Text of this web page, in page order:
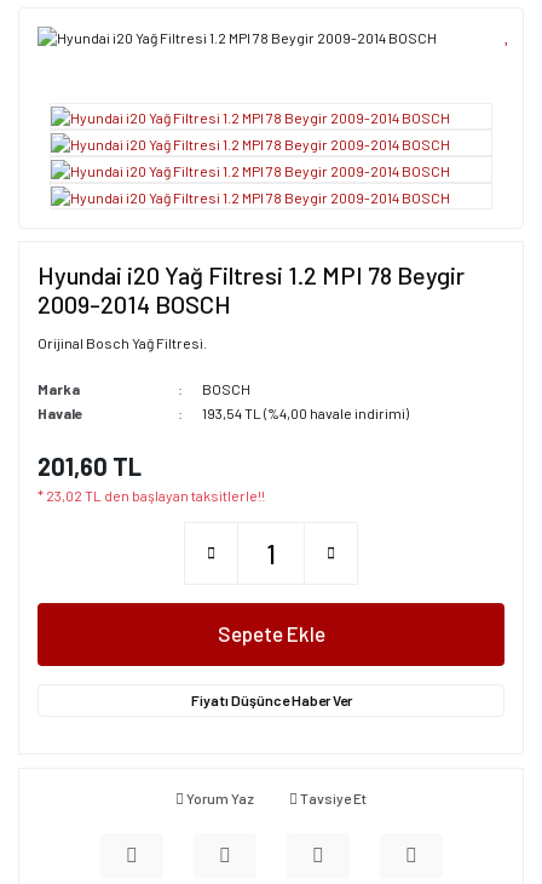
Hyundai i20 Yağ Filtresi 1.2 MPI 78 Beygir
2009-2014 BOSCH
Orijinal Bosch Yağ Filtresi.
Marka
BOSCH
Havale
193,54 TL (%4,00 havale indirimi)
201,60 TL
* 23,02 TL den başlayan taksitlerle!!
Sepete Ekle
Fiyatı Düşünce Haber Ver
Yorum Yaz Tavsiye Et